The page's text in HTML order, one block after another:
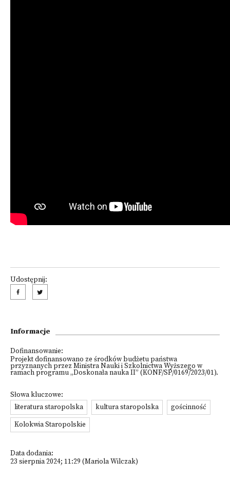
Udostępnij:
Informacje
Dofinansowanie:
Projekt dofinansowano ze środków budżetu państwa
przyznanych przez Ministra Nauki i Szkolnictwa Wyższego w
ramach programu „Doskonała nauka II” (KONF/SP/0169/2023/01).
Słowa kluczowe:
literatura staropolska
kultura staropolska
gościnność
Kolokwia Staropolskie
Data dodania:
23 sierpnia 2024; 11:29 (Mariola Wilczak)